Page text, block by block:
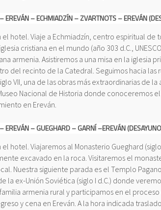
EREVÁN – ECHMIADZÍN – ZVARTNOTS – EREVÁN
el hotel. Viaje a Echmiadzín, centro espiritual
cristiana en el mundo (año 303 d.C.,
armenia. Asistiremos a una misa en la iglesia
del recinto de la Catedral. Seguimos hacia las
VII, una de las obras más extraordinarias de
Nacional de Historia donde conoceremos
en Ereván.
EREVÁN – GUEGHARD – GARNÍ –EREVÁN
el hotel. Viajaremos al Monasterio Gueghard
excavado en la roca. Visitaremos el
Nuestra siguiente parada es el Templo
la ex-Unión Soviética (siglo I d.C.) donde
armenia rural y participamos en el
y cena en Ereván. A la hora indicada